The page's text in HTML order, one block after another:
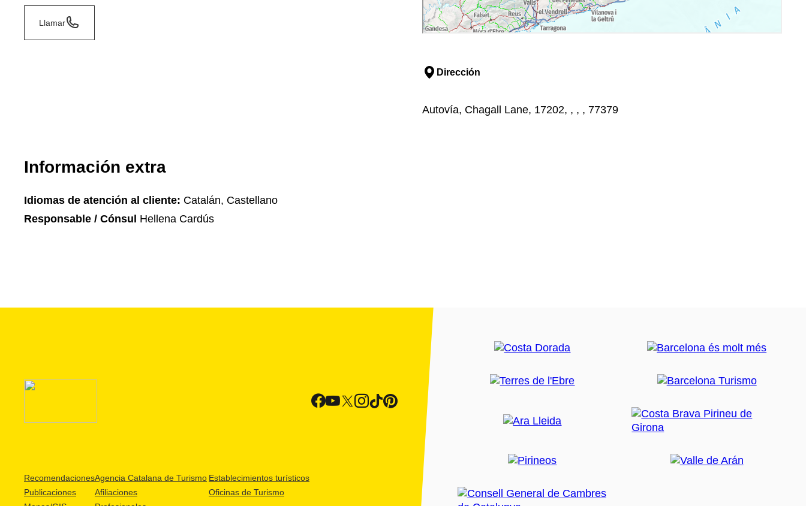
Llamar
Dirección
Autovía, Chagall Lane, 17202, , , , 77379
Información extra
Idiomas de atención al cliente: Catalán, Castellano
Responsable / Cónsul Hellena Cardús
Recomendaciones
Publicaciones
Agencia Catalana de Turismo
Afiliaciones
Establecimientos turísticos
Oficinas de Turismo